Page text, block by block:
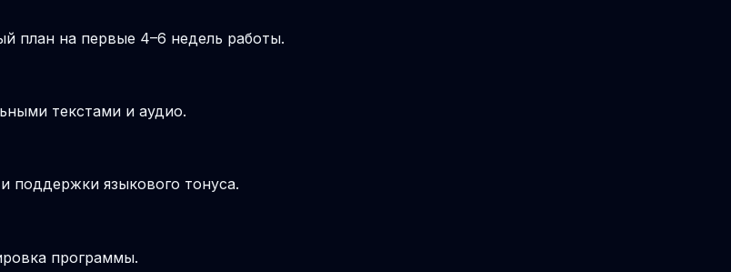
план на первые 4–6 недель работы.
текстами и аудио.
поддержки языкового тонуса.
программы.